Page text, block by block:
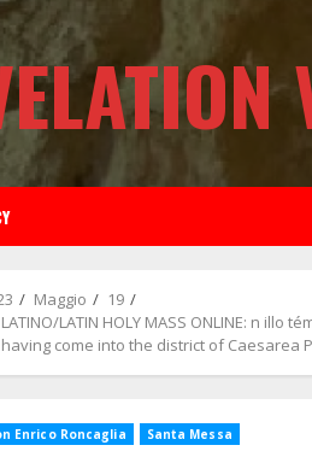
Maggio
19
LATINO/LATIN HOLY MASS ONLINE: n
having come into the district of
Enrico Roncaglia Santa Messa